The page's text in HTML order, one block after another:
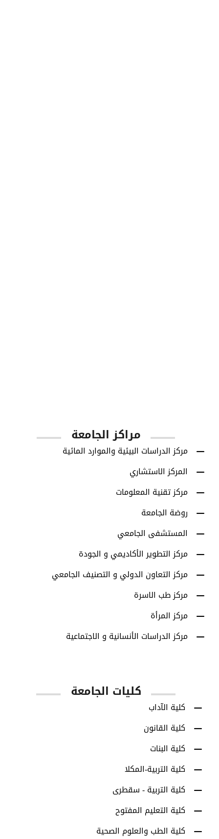
مراكز الجامعة
مركز الدراسات البيئية والموارد المائية
المركز الاستشاري
مركز تقنية المعلومات
روضة الجامعة
المستشفى الجامعي
مركز التطوير الأكاديمي و الجودة
مركز التعاون الدولي و التصنيف الجامعي
مركز طب الاسرة
مركز المرأة
مركز الدراسات الأنسانية و الاجتماعية
كليات الجامعة
كلية الآداب
كلية القانون
كلية البنات
كلية التربية-المكلا
كلية التربية - سقطرى
كلية التعليم المفتوح
كلية الطب والعلوم الصحية